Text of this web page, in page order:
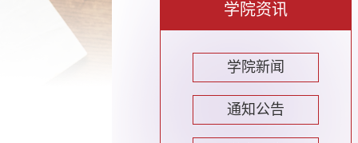
学院资讯
学院新闻
通知公告